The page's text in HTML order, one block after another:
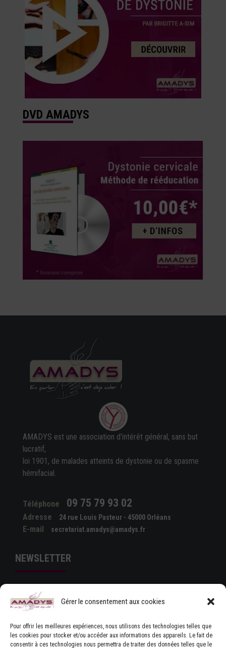
Gérer le consentement aux cookies
Pour offrir les meilleures expériences, nous utilisons des technologies telles que
les cookies pour stocker et/ou accéder aux informations des appareils. Le fait de
consentir à ces technologies nous permettra de traiter des données telles que le
DVD AMADYS
AMADYS est une association d'intérêt général, sans but
lucratif,
loi 1901, de malades atteints de dystonie ou de spasme
hémifacial.
Téléphone 09 75 79 93 02
Adresse 24 rue Louis Pasteur - 45000 Orléans
E-mail secretariat.amadys@amadys.fr
NEWSLETTER